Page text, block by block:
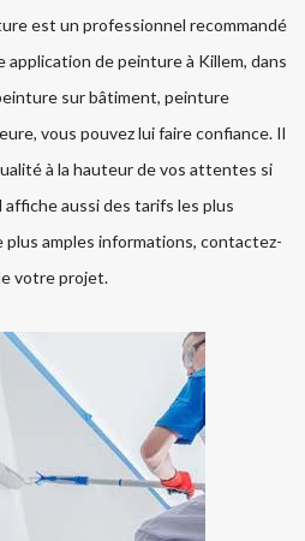
est un professionnel recommandé
de peinture à Killem, dans
sur bâtiment, peinture
vous pouvez lui faire confiance. Il
à la hauteur de vos attentes si
aussi des tarifs les plus
amples informations, contactez-
votre projet.